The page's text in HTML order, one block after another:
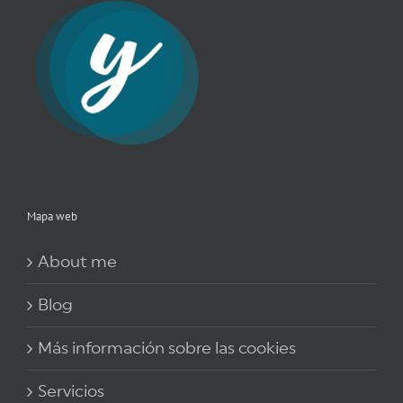
Mapa web
About me
Blog
Más información sobre las cookies
Servicios